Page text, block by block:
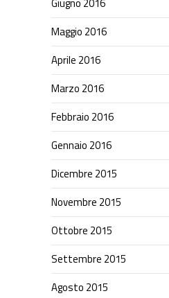
Maggio 2016
Aprile 2016
Marzo 2016
Febbraio 2016
Gennaio 2016
Dicembre 2015
Novembre 2015
Ottobre 2015
Settembre 2015
Agosto 2015